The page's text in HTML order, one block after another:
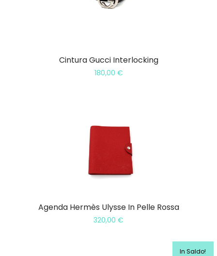
Cintura Gucci Interlocking
180,00 €
Agenda Hermès Ulysse In Pelle Rossa
320,00 €
In Saldo!